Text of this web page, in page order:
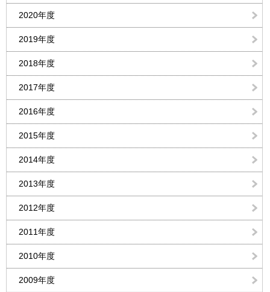
2020年度
2019年度
2018年度
2017年度
2016年度
2015年度
2014年度
2013年度
2012年度
2011年度
2010年度
2009年度